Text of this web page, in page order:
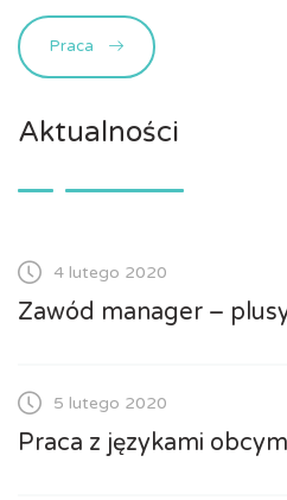
Praca
Aktualności
4 lutego 2020
Zawód manager –
5 lutego 2020
Praca z językami